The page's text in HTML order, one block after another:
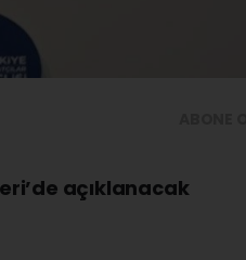
açıklanacak